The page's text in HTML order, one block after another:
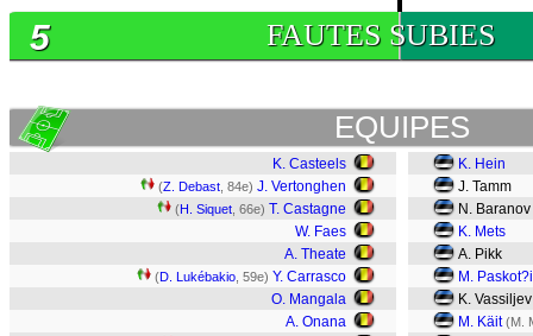
FAUTES SUBIES
5
EQUIPES
K. Casteels
(Z. Debast , 84e) J. Vertonghen
(H. Siquet , 66e) T. Castagne
W. Faes
A. Theate
(D. Lukébakio , 59e) Y. Carrasco
O. Mangala
A. Onana
K. Hein
J. Tamm
N. Baranov
K. Mets
A. Pikk
M. Paskot?i
K.
M. Käit (M.